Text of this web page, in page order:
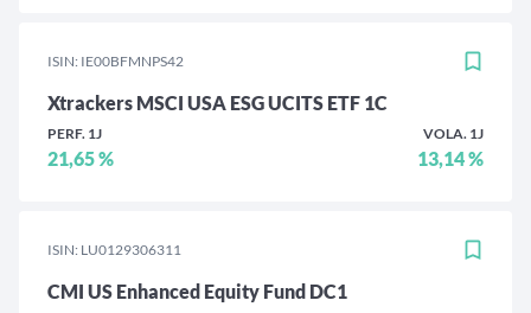
ISIN: IE00BFMNPS42
Xtrackers MSCI USA ESG UCITS ETF 1C
PERF. 1J
21,65 %
VOLA. 1J
13,14 %
ISIN: LU0129306311
CMI US Enhanced Equity Fund DC1